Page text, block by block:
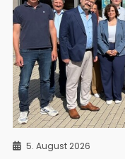
5. August 2026